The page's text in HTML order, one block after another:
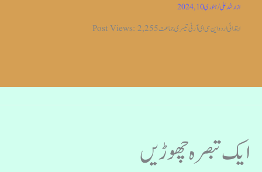
ازارشد علی/جنوری 10, 2024
ابتدائی اردو این سی ای آر ٹی تیسری جماعت Post Views: 2,255
ایک تبصرہ چھوڑیں